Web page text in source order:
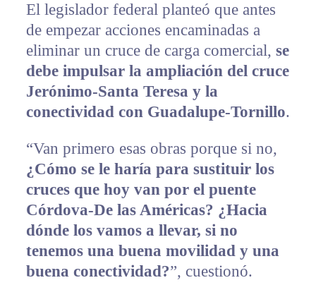
El legislador federal planteó que antes
de empezar acciones encaminadas a
eliminar un cruce de carga comercial, se
debe impulsar la ampliación del cruce
Jerónimo-Santa Teresa y la
conectividad con Guadalupe-Tornillo.
“Van primero esas obras porque si no,
¿Cómo se le haría para sustituir los
cruces que hoy van por el puente
Córdova-De las Américas? ¿Hacia
dónde los vamos a llevar, si no
tenemos una buena movilidad y una
buena conectividad?”, cuestionó.